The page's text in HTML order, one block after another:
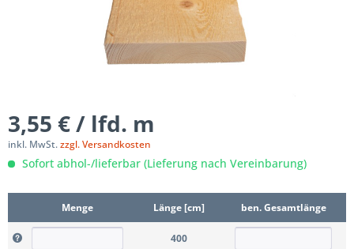
3,55 € / lfd. m
inkl. MwSt.zzgl. Versandkosten
Sofort abhol-/lieferbar (Lieferung nach Vereinbarung)
Menge Länge [cm] ben. Gesamtlänge
400